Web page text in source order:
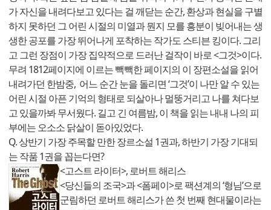
가 자신을 내려다보고 있다는 걸 깨닫는 순간, 환상과 현실을 구별
하지 못하던 그 어린 시절의 미열과 뭔지 모를 흥분이 빚어내는 생
생한 공포를 가장 뛰어나게 포착하는 작가도 스티븐 킹이다. 그리
고 그런 장점이 가장 집약적으로 드러난 걸작이 바로 <그것>이다.
무려 1812페이지에 이르는 빽빽한 페이지의 이 장편소설을 읽어
내려가던 한밤중, 어느 순간 눈을 돌리면 ‘그것’이 나만 알 수 있는
어린 시절 아픈 기억의 형태로 되살아나 멀뚱거리고 나를 쳐다보
고 있을까봐 무서웠다. 길고 긴 여름밤, 이 책을 읽는 내내 나의 피
부에는 오소소 닭살이 돋아있었다.
Q. 상반기 가장 주목할 만한 장르소설 1권과, 하반기 가장 기대되
는 작품 1권을 꼽는다면?
<고스트 라이터>, 로버트 해리스
<당신들의 조국>과 <폼페이>로 팩션계의 ‘형님’으로
군림하던 로버트 해리스가 쓴 첫 번째 현대물이라는